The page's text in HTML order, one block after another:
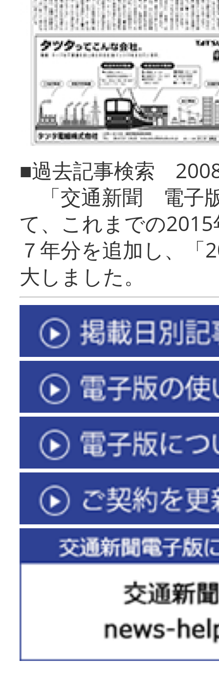
■過去記事検索
「交通新聞 電子
て、これまでの
７年分を追加し、「
大しまし